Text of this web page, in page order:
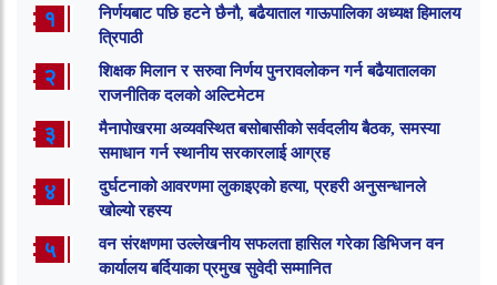
१
निर्णयबाट पछि हटने छैनौ, बढैयाताल गाऊपालिका अध्यक्ष हिमालय
त्रिपाठी
२
शिक्षक मिलान र सरुवा निर्णय पुनरावलोकन गर्न बढैयातालका
राजनीतिक दलको अल्टिमेटम
३
मैनापोखरमा अव्यवस्थित बसोबासीको सर्वदलीय बैठक, समस्या
समाधान गर्न स्थानीय सरकारलाई आग्रह
४
दुर्घटनाको आवरणमा लुकाइएको हत्या, प्रहरी अनुसन्धानले
खोल्यो रहस्य
५
वन संरक्षणमा उल्लेखनीय सफलता हासिल गरेका डिभिजन वन
कार्यालय बर्दियाका प्रमुख सुवेदी सम्मानित